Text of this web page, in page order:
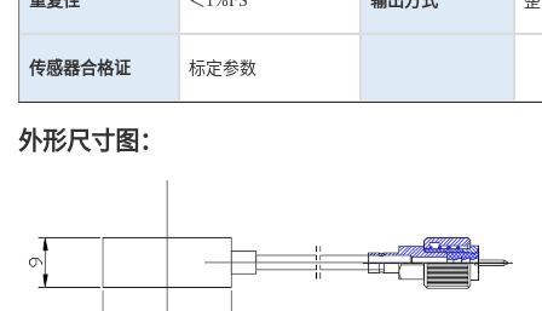
传感器合格证 标定参数
外形尺寸图：